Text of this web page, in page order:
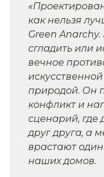
как нельзя
Green
сгладить или
вечное
природой. Он
конфликт и
сценарий, где
друг друга, а
врастают
наших домов.